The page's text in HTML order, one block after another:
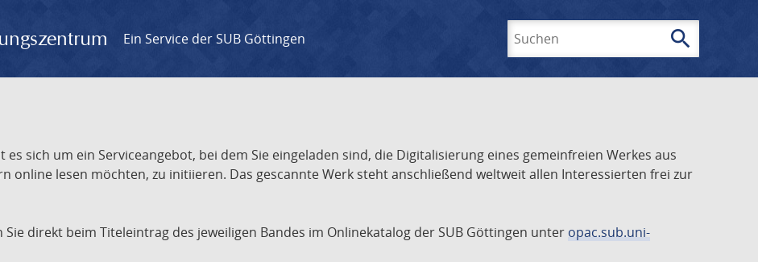
Ein Service der SUB Göttingen search
es sich um ein Serviceangebot, bei dem Sie eingeladen sind, die Digitalisierung eines gemeinfreien Werkes aus
online lesen möchten, zu initiieren. Das gescannte Werk steht anschließend weltweit allen Interessierten frei zur
direkt beim Titeleintrag des jeweiligen Bandes im Onlinekatalog der SUB Göttingen unter opac.sub.uni-